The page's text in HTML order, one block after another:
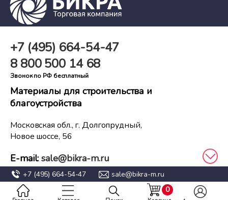
+7 (495) 664-54-47 sale@bikra-m.ru
0
2008 - 2026 Политика конфиденциальности
+7 (495) 664-54-47
8 800500 14 68
Звонок по РФ бесплатный
Материалы для строительства и
благоустройства
Московская обл., г. Долгопрудный,
Новое шоссе, 56
E-mail:sale@bikra-m.ru